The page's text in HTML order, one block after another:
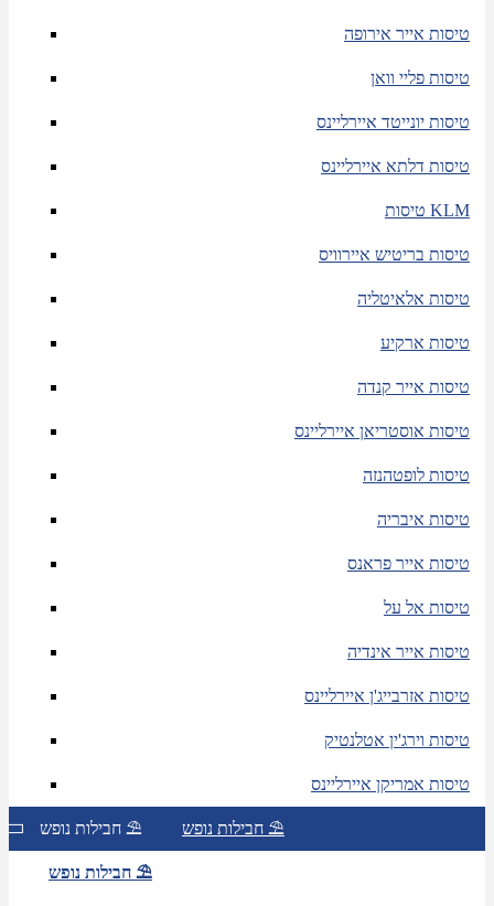
טיסות אייר אירופה
טיסות פליי וואן
טיסות יונייטד איירליינס
טיסות דלתא איירליינס
טיסות KLM
טיסות בריטיש איירוויס
טיסות אלאיטליה
טיסות ארקיע
טיסות אייר קנדה
טיסות אוסטריאן איירליינס
טיסות לופטהנזה
טיסות איבריה
טיסות אייר פראנס
טיסות אל על
טיסות אייר אינדיה
טיסות אזרבייג'ן איירליינס
טיסות וירג'ין אטלנטיק
טיסות אמריקן איירליינס
חבילות נופש ⛱ חבילות נופש ⛱
חבילות נופש ⛱